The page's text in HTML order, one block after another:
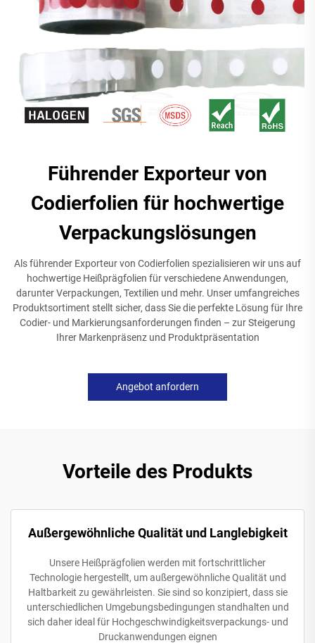
Führender Exporteur von
Codierfolien für hochwertige
Verpackungslösungen
Als führender Exporteur von Codierfolien spezialisieren wir uns auf
hochwertige Heißprägfolien für verschiedene Anwendungen,
darunter Verpackungen, Textilien und mehr. Unser umfangreiches
Produktsortiment stellt sicher, dass Sie die perfekte Lösung für Ihre
Codier- und Markierungsanforderungen finden – zur Steigerung
Ihrer Markenpräsenz und Produktpräsentation
Angebot anfordern
Vorteile des Produkts
Außergewöhnliche Qualität und Langlebigkeit
Unsere Heißprägfolien werden mit fortschrittlicher
Technologie hergestellt, um außergewöhnliche Qualität und
Haltbarkeit zu gewährleisten. Sie sind so konzipiert, dass sie
unterschiedlichen Umgebungsbedingungen standhalten und
sich daher ideal für Hochgeschwindigkeitsverpackungs- und
Druckanwendungen eignen